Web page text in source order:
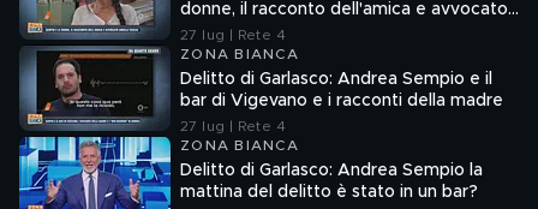
donne, il racconto dell'amica e avvocato
Angela Taccia
27 lug | Rete 4
ZONA BIANCA
Delitto di Garlasco: Andrea Sempio e il
bar di Vigevano e i racconti della madre
27 lug | Rete 4
ZONA BIANCA
Delitto di Garlasco: Andrea Sempio la
mattina del delitto è stato in un bar?